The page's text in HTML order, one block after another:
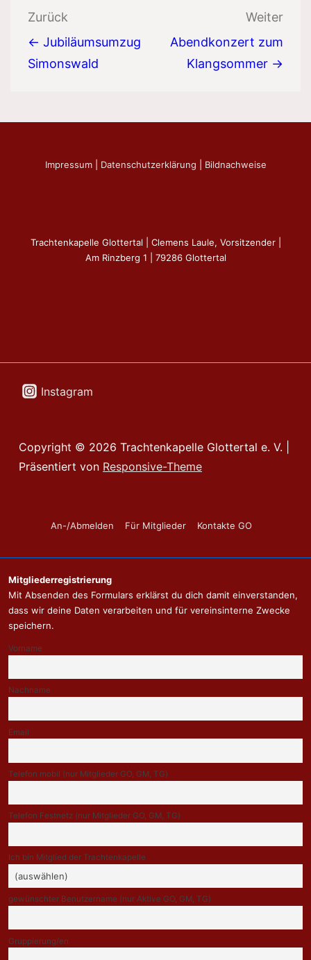
Beitragsnavigation
Zurück
← Jubiläumsumzug
Simonswald
Weiter
Abendkonzert zum
Klangsommer →
Impressum| Datenschutzerklärung Bildnachweise
Trachtenkapelle Glottertal | Clemens Laule, Vorsitzender |
Am Rinzberg 1 | 79286 Glottertal
Instagram
Copyright © 2026 Trachtenkapelle Glottertal e. V.
Präsentiert von Responsive-Theme
Footer-
An-/Abmelden Für Mitglieder Kontakte GO
Mitgliederregistrierung
Mit Absenden des Formulars erklärst du dich damit einverstanden,
dass wir deine Daten verarbeiten und für vereinsinterne Zwecke
speichern.
Vorname
Nachname
Email
Telefon mobil (nur Mitglieder GO, GM, TG)
Telefon Festnetz (nur Mitglieder GO, GM, TG)
Ich bin Mitglied der Trachtenkapelle
gewünschter Benutzername (nur Aktive GO, GM, TG)
Gruppierung/en